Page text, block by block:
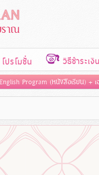
โปรโมชั่น วิธีชำระเงิ
Program (หนังสือเรียน) +